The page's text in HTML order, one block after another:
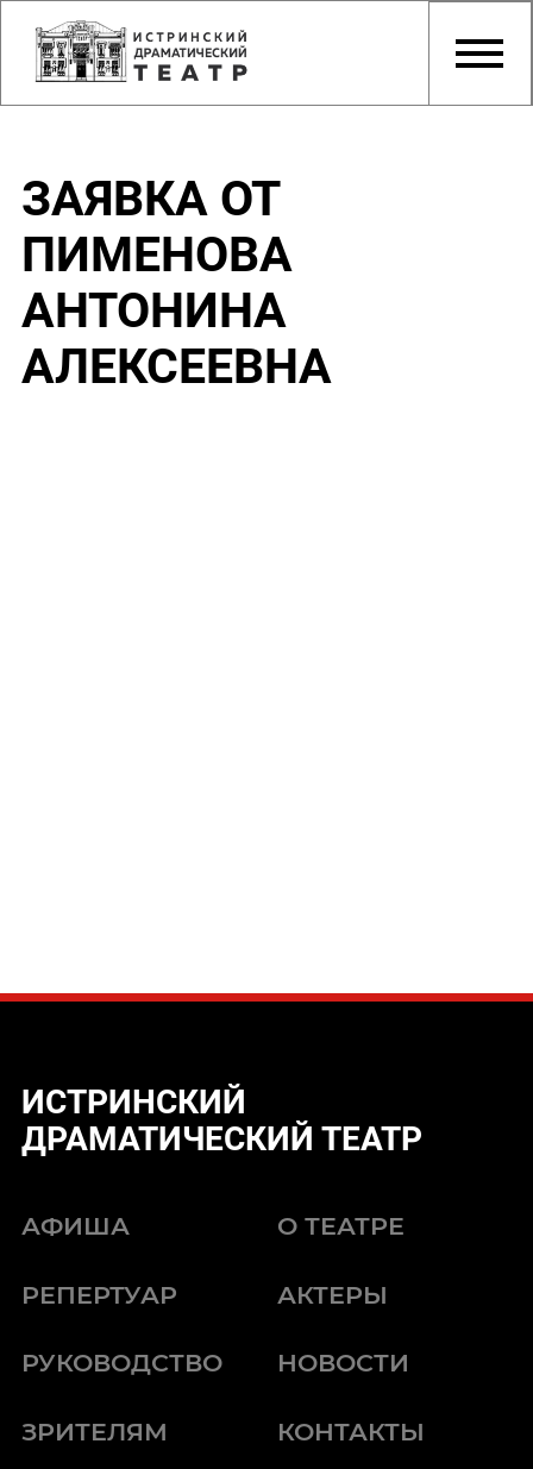
ЗАЯВКА ОТ
ПИМЕНОВА
АНТОНИНА
АЛЕКСЕЕВНА
ИСТРИНСКИЙ
ДРАМАТИЧЕСКИЙ ТЕАТР
АФИША О ТЕАТРЕ
РЕПЕРТУАР АКТЕРЫ
РУКОВОДСТВО НОВОСТИ
ЗРИТЕЛЯМ КОНТАКТЫ